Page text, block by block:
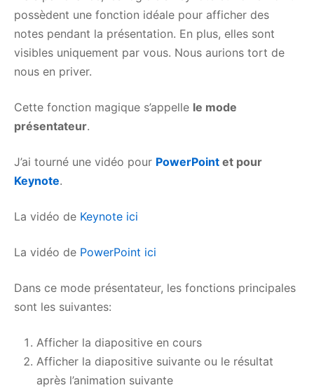
possèdent une fonction idéale pour afficher des
notes pendant la présentation. En plus, elles sont
visibles uniquement par vous. Nous aurions tort de
nous en priver.
Cette fonction magique s’appelle le mode
présentateur.
J’ai tourné une vidéo pour PowerPoint et pour
Keynote.
La vidéo de Keynote ici
La vidéo de PowerPoint ici
Dans ce mode présentateur, les fonctions principales
sont les suivantes:
Afficher la diapositive en cours
Afficher la diapositive suivante ou le résultat
après l’animation suivante